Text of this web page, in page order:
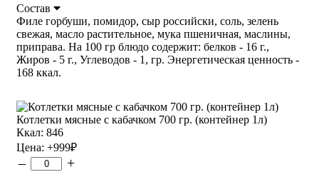
Состав
Филе горбуши, помидор, сыр российски, соль, зелень
свежая, масло растительное, мука пшеничная, маслины,
приправа. На 100 гр блюдо содержит: белков - 16 г.,
Жиров - 5 г., Углеводов - 1, гр. Энергетическая ценность -
168 ккал.
Котлетки мясные с кабачком 700 гр. (контейнер 1л)
Ккал: 846
Цена: +999₽
– +